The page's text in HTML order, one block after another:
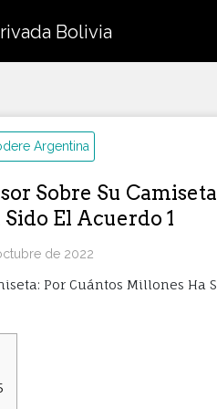
Argentina
Sobre Su
El Acuerdo 1
de 2022
Por Cuántos Millones Ha